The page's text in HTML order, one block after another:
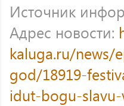
Источник
Адрес новости:
kaluga.ru/news/
god/18919-
idut-bogu-